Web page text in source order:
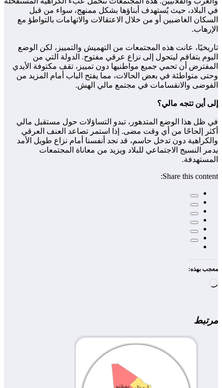
في البلاد، حيث يُستهدف أبناؤها بشكل ممنهج، سواء من قبل
السكان الغاضبين أو من خلال الاعتقالات والاتهامات بالتواطؤ مع
الإرهاب.
تاريخيًا، عانت هذه المجتمعات من التهميش والتمييز، لكن الوضع
اليوم يتفاقم ليتحول إلى نزاع عرقي مفتوح. الدولة التي من
المفترض أن تحمي جميع مواطنيها دون تمييز، تقف مكتوفة الأيدي
وحتى متواطئة في بعض الحالات، مما يفتح الباب أمام المزيد من
الفوضى والانقسامات في مجتمع مالي الهش.
إلى أين تتجه مالي؟
في ظل هذا الوضع المتدهور، تبدو التساؤلات حول مستقبل مالي
أكثر إلحاحًا من أي وقت مضى. إذا استمر تصاعد العنف العرقي
والكراهية دون تدخل حاسم، قد نجد أنفسنا أمام نزاع طويل الأمد
يدمر النسيج الاجتماعي للبلاد ويزيد من معاناة المجتمعات
المستهدفة.
Share this content:
معجب بهذه:
جاري
مرتبط